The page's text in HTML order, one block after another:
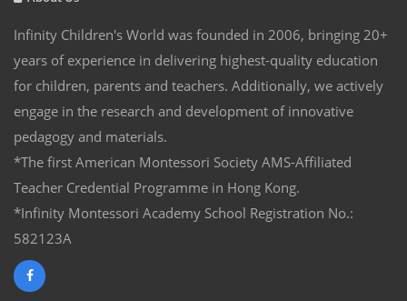
Infinity Children's World was founded in 2006, bringing 20+
years of experience in delivering highest-quality education
for children, parents and teachers. Additionally, we actively
engage in the research and development of innovative
pedagogy and materials.
*The first American Montessori Society AMS-Affiliated
Teacher Credential Programme in Hong Kong.
*Infinity Montessori Academy School Registration No.:
582123A